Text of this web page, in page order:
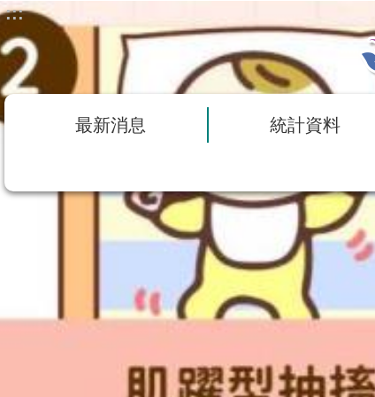
跳到主要內容區塊
:::
最新消息 統計資料